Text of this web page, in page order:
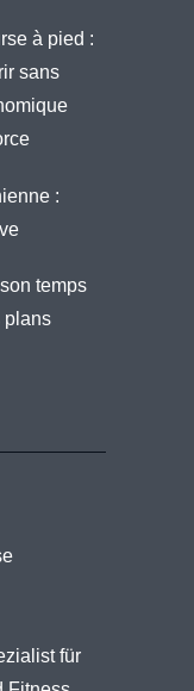
à pied :
sans
:
temps
plans
für